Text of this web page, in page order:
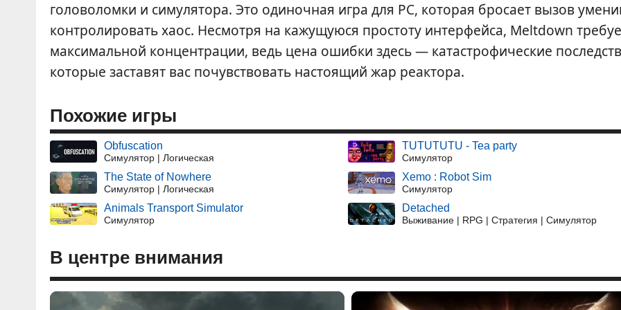
головоломки и симулятора. Это одиночная игра для PC, которая бросает вызов
контролировать хаос. Несмотря на кажущуюся простоту интерфейса, Meltdown
максимальной концентрации, ведь цена ошибки здесь — катастрофические
которые заставят вас почувствовать настоящий жар реактора.
Похожие игры
Obfuscation
Симулятор | Логическая
The State of Nowhere
Симулятор | Логическая
Animals Transport Simulator
Симулятор
TUTUTUTU - Tea party
Симулятор
Xemo : Robot Sim
Симулятор
Detached
Выживание | RPG | Стратегия | Симулятор
В центре внимания